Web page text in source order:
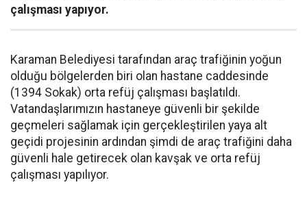
çalışması yapıyor.
Karaman Belediyesi tarafından araç trafiğinin yoğun
olduğu bölgelerden biri olan hastane caddesinde
(1394 Sokak) orta refüj çalışması başlatıldı.
Vatandaşlarımızın hastaneye güvenli bir şekilde
geçmeleri sağlamak için gerçekleştirilen yaya alt
geçidi projesinin ardından şimdi de araç trafiğini daha
güvenli hale getirecek olan kavşak ve orta refüj
çalışması yapılıyor.